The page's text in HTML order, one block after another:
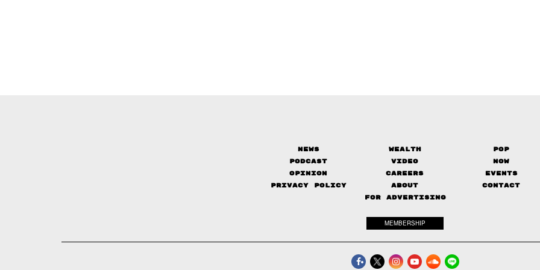
News Wealth
Pop
Podcast
Video
Now
Opinion
Careers
Events
Privacy Policy
About
Contact
FOR ADVERTISING
MEMBERSHIP